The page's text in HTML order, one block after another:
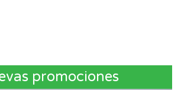
promociones